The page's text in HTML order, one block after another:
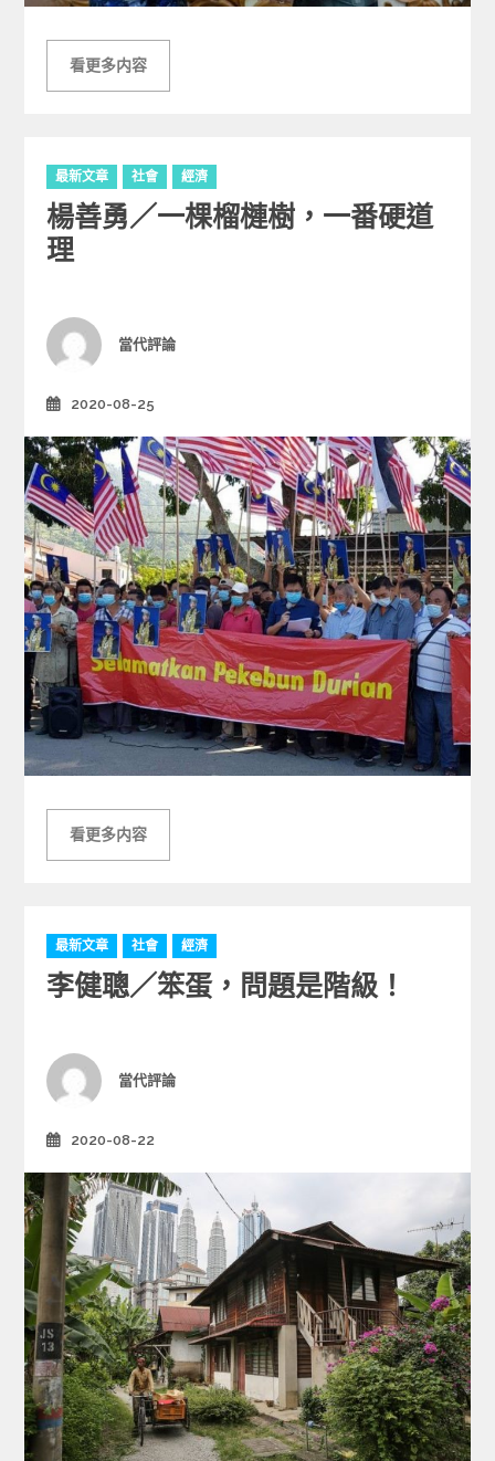
看更多内容
C
a
t
e
g
i
e
最新文章 社會 經濟
楊善勇／一棵榴槤樹，一番硬道
理
Author
當代評論
2020-08-25
看更多内容
C
a
t
r
s
最新文章 社會 經濟
李健聰／笨蛋，問題是階級！
Author
當代評論
2020-08-22